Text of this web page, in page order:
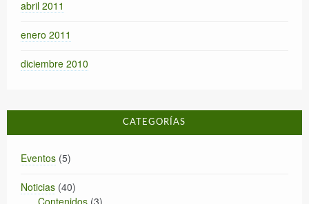
abril 2011
enero 2011
diciembre 2010
CATEGORÍAS
Eventos (5)
Noticias (40)